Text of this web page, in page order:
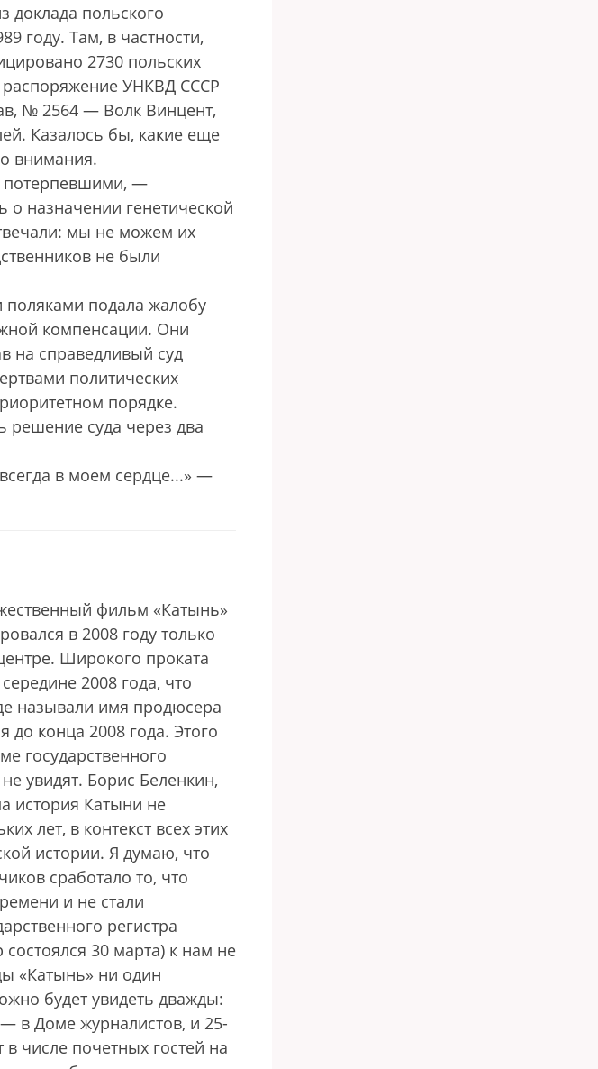
доклада польского
году. Там, в частности,
2730 польских
распоряжение УНКВД СССР
№ 2564 — Волк Винцент,
Казалось бы, какие еще
внимания.
потерпевшими, —
о назначении генетической
мы не можем их
не были
поляками подала жалобу
компенсации. Они
на справедливый суд
политических
порядке.
решение суда через два
в моем сердце...» —
фильм «Катынь»
в 2008 году только
Широкого проката
2008 года, что
называли имя продюсера
конца 2008 года. Этого
государственного
увидят. Борис Беленкин,
история Катыни не
лет, в контекст всех этих
истории. Я думаю, что
сработало то, что
и не стали
регистра
30 марта) к нам не
«Катынь» ни один
будет увидеть дважды:
в Доме журналистов, и 25-
числе почетных гостей на